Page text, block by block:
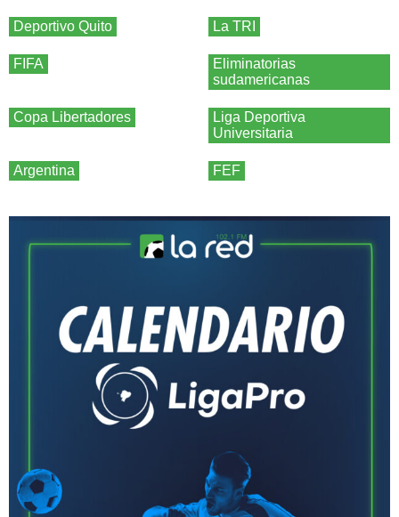
Deportivo Quito La TRI
FIFA
Eliminatorias
sudamericanas
Copa Libertadores
Liga Deportiva
Universitaria
Argentina FEF